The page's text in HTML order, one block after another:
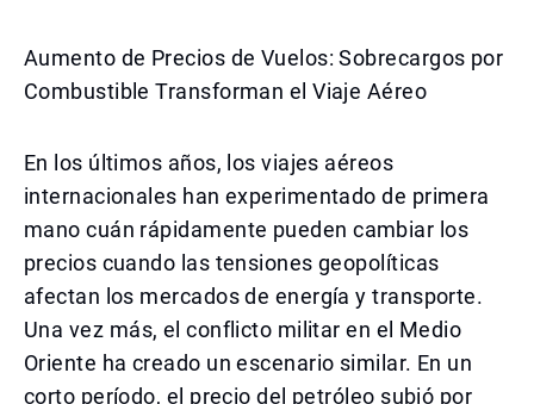
Aumento de Precios de Vuelos: Sobrecargos por
Combustible Transforman el Viaje Aéreo
En los últimos años, los viajes aéreos
internacionales han experimentado de primera
mano cuán rápidamente pueden cambiar los
precios cuando las tensiones geopolíticas
afectan los mercados de energía y transporte.
Una vez más, el conflicto militar en el Medio
Oriente ha creado un escenario similar. En un
corto período, el precio del petróleo subió por